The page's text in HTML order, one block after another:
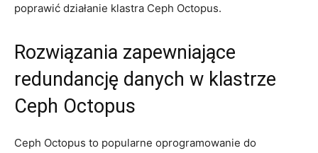
poprawić działanie klastra Ceph Octopus.
Rozwiązania zapewniające
redundancję​ danych w klastrze
Ceph​ Octopus
Ceph Octopus to⁤ popularne oprogramowanie do